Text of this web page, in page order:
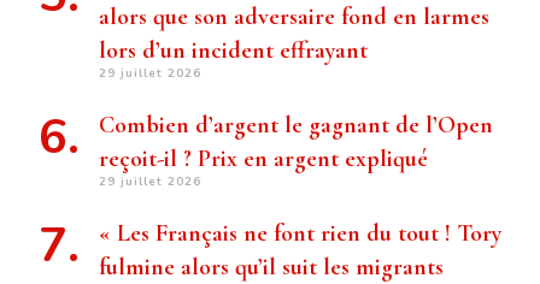
alors que son adversaire fond en larmes
lors d’un incident effrayant
29 juillet 2026
Combien d’argent le gagnant de l’Open
reçoit-il ? Prix ​​en argent expliqué
29 juillet 2026
« Les Français ne font rien du tout ! Tory
fulmine alors qu’il suit les migrants